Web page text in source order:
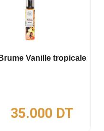
Brume Vanille tropicale
35.000 DT